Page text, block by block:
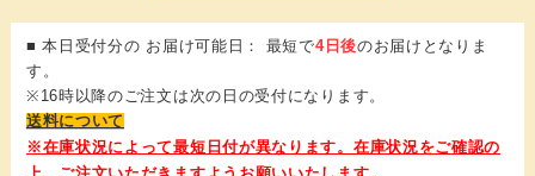
■ 本日受付分の お届け可能日： 最短で4日後のお届けとなりま
す。
※16時以降のご注文は次の日の受付になります。
送料について